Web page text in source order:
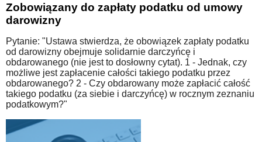
Zobowiązany do zapłaty podatku od umowy
darowizny
Pytanie: "Ustawa stwierdza, że obowiązek zapłaty podatku
od darowizny obejmuje solidarnie darczyńcę i
obdarowanego (nie jest to dosłowny cytat). 1 - Jednak, czy
możliwe jest zapłacenie całości takiego podatku przez
obdarowanego? 2 - Czy obdarowany może zapłacić całość
takiego podatku (za siebie i darczyńcę) w rocznym zeznaniu
podatkowym?"